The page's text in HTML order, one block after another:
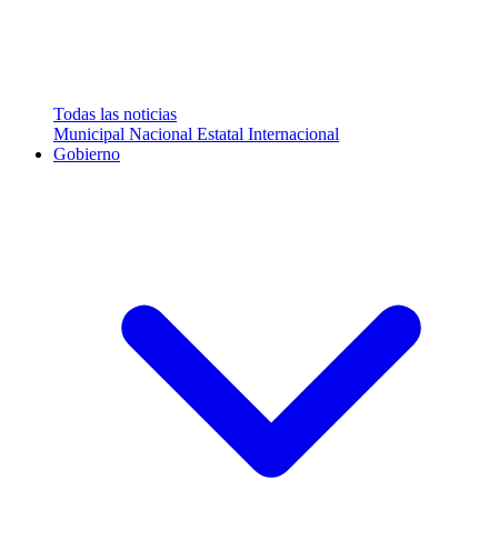
Todas las noticias
Municipal Nacional Estatal Internacional
Gobierno